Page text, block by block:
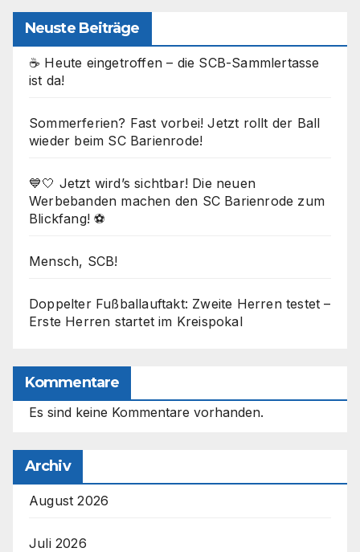
Neuste Beiträge
☕ Heute eingetroffen – die SCB-Sammlertasse
ist da!
Sommerferien? Fast vorbei! Jetzt rollt der Ball
wieder beim SC Barienrode!
💙🤍 Jetzt wird’s sichtbar! Die neuen
Werbebanden machen den SC Barienrode zum
Blickfang! ⚽
Mensch, SCB!
Doppelter Fußballauftakt: Zweite Herren testet –
Erste Herren startet im Kreispokal
Kommentare
Es sind keine Kommentare vorhanden.
Archiv
August 2026
Juli 2026